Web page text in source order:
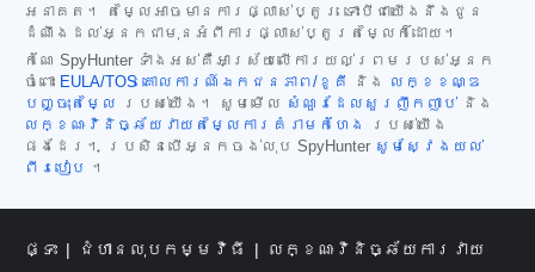
អនាគត។ តម្លៃអាចមានការផ្លាស់ប្តូរ ទោះបីជាយើងនឹងជូន
ដំណឹងដល់អ្នកជាមុនអំពីការផ្លាស់ប្តូរតម្លៃក៏ដោយ។
កំណែ SpyHunter ទាំងអស់គឺអាស្រ័យលើការយល់ព្រមរបស់អ្នក
ចំពោះ EULA/TOS គោលការណ៍ឯកជនភាព/ខូគី និង
លក្ខខណ្ឌ
បញ្ចុះតម្លៃ
របស់យើង។ សូមមើល សំណួរដែលសួរញឹកញាប់ និង
លក្ខណៈវិនិច្ឆ័យវាយតម្លៃការគំរាមកំហែង
របស់យើង
ផងដែរ។ ប្រសិនបើអ្នកចង់លុប SpyHunter សូមស្វែងយល់
ពីរបៀប ។
ផ្ទះ ជំហានលុបកម្មវិធី លក្ខណៈវិនិច្ឆ័យការវាយ